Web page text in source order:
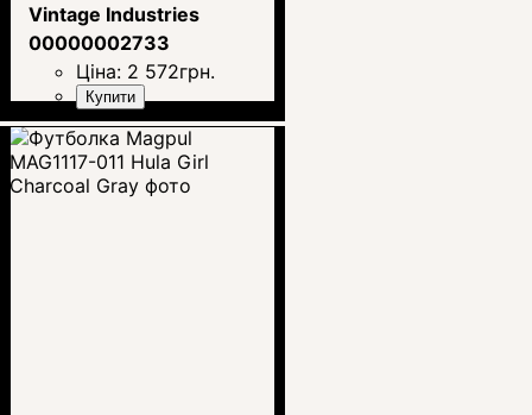
Vintage Industries
00000002733
Ціна: 2 572грн.
Купити